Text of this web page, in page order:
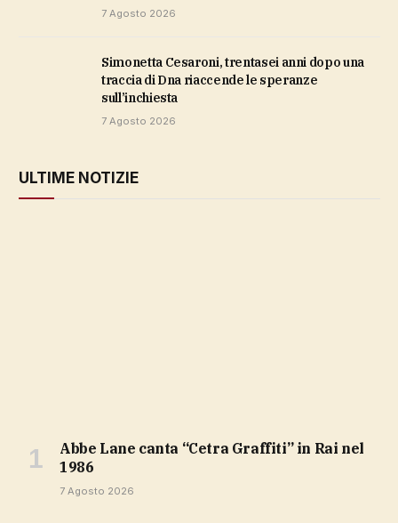
7 Agosto 2026
Simonetta Cesaroni, trentasei anni dopo una
traccia di Dna riaccende le speranze
sull’inchiesta
7 Agosto 2026
ULTIME NOTIZIE
Abbe Lane canta “Cetra Graffiti” in Rai nel
1986
7 Agosto 2026